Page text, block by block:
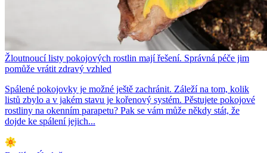
Žloutnoucí listy pokojových rostlin mají řešení. Správná péče jim
pomůže vrátit zdravý vzhled
Spálené pokojovky je možné ještě zachránit. Záleží na tom, kolik
listů zbylo a v jakém stavu je kořenový systém. Pěstujete pokojové
rostliny na okenním parapetu? Pak se vám může někdy stát, že
dojde ke spálení jejich...